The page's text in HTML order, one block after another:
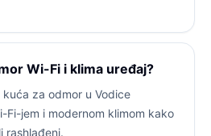
Wi-Fi i klima uređaj?
kuća za odmor u Vodice
Fi-jem i modernom klimom kako
rashlađeni.